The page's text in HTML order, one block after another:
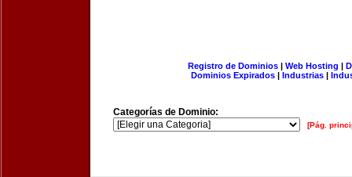
Registro de Dominios| Web Hosting |
Dominios Expirados | Industrias |
Categorías de Dominio:
[Pág.